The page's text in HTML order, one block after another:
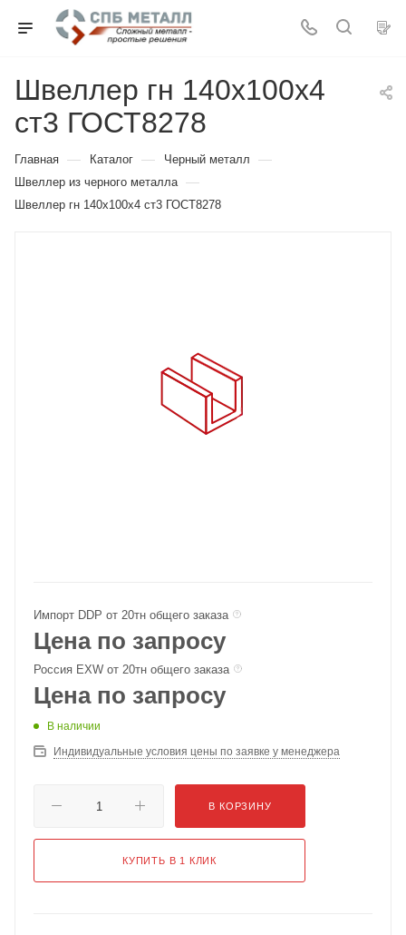
Швеллер гн 140х100х4
ст3 ГОСТ8278
Главная — Каталог — Черный металл —
Швеллер из черного металла —
Швеллер гн 140х100х4 ст3 ГОСТ8278
Импорт DDP от 20тн общего заказа
Цена по запросу
Россия EXW от 20тн общего заказа
Цена по запросу
В наличии
Индивидуальные условия цены по заявке у менеджера
В КОРЗИНУ
КУПИТЬ В 1 КЛИК